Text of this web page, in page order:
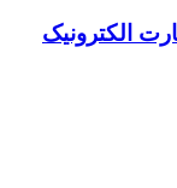
الکترونیک